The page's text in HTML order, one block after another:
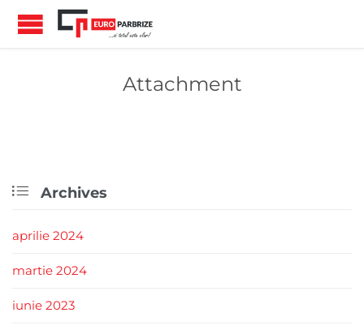
Attachment
 Archives
aprilie 2024
martie 2024
iunie 2023